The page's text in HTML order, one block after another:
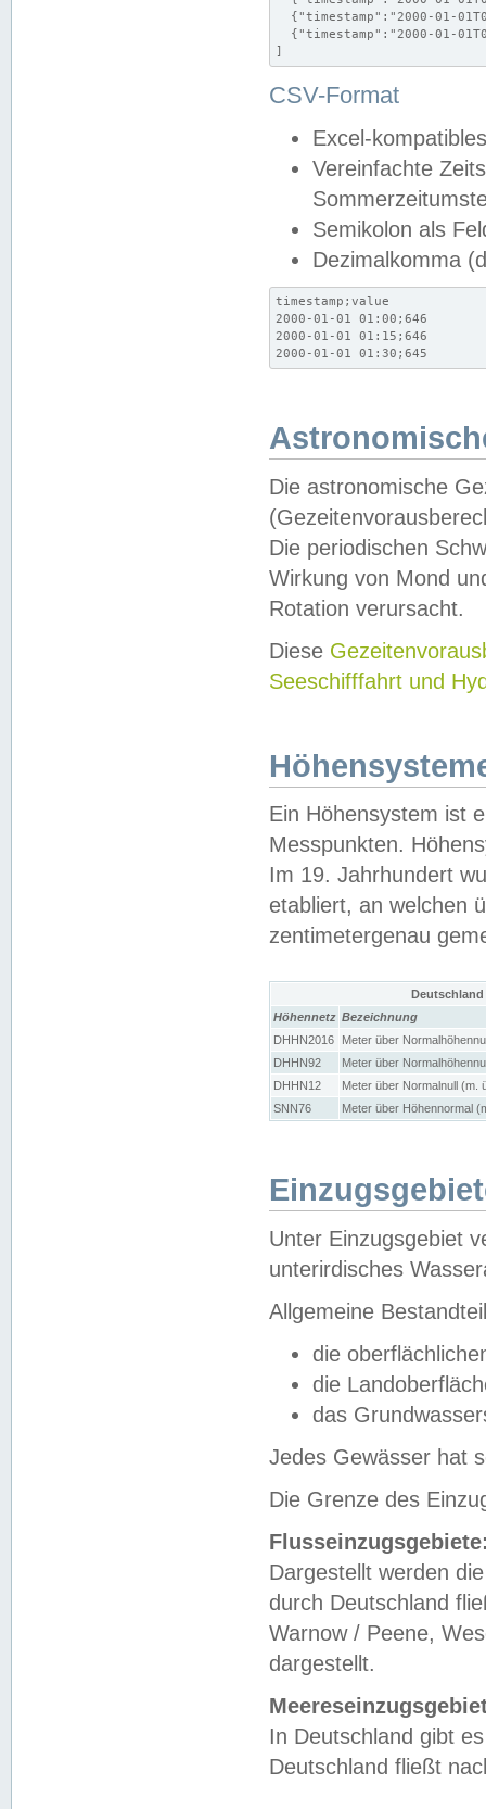
{"timestamp":"2000-01-
{"timestamp":"2000-01-
]
CSV-Format
Excel-
Vereinfachte
Semikolon als
Dezimalkomma
timestamp;value
2000-01-01 01:00;646
2000-01-01 01:15;646
2000-01-01 01:30;645
Die astronomische
Die periodischen
Wirkung von Mond
Rotation verursacht.
Diese
Seeschifffahrt und
Ein Höhensystem ist
Messpunkten.
Im 19. Jahrhundert
etabliert, an welchen
zentimetergenau
Höhennetz Bezeichnung
DHHN2016
Meter über
DHHN92
Meter über
DHHN12
Meter über Normalnull (m.
SNN76
Meter über Höhennormal
Unter Einzugsgebiet
unterirdisches
Allgemeine
die
die
das
Jedes Gewässer hat
Die Grenze des
Dargestellt werden
durch Deutschland
Warnow / Peene,
dargestellt.
In Deutschland gibt
Deutschland fließt